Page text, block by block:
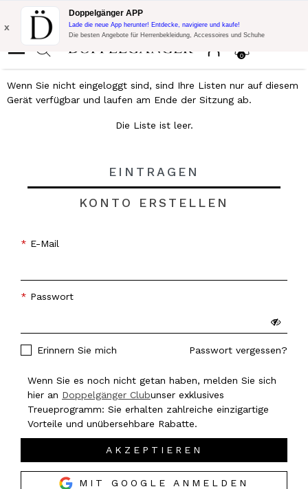
Blitzangebot:
10% Extra-Rabatt auf 300€ Einkauf mit Code:
DOPPEL300
0
x
Doppelgänger APP
Lade die neue App herunter! Entdecke, navigiere und kaufe!
Die besten Angebote für Herrenbekleidung, Accessoires und Schuhe
Wenn Sie nicht eingeloggt sind, sind Ihre Listen nur auf diesem
Gerät verfügbar und laufen am Ende der Sitzung ab.
Die Liste ist leer.
EINTRAGEN
KONTO ERSTELLEN
E-Mail
Passwort
Erinnern Sie mich Passwort vergessen?
Wenn Sie es noch nicht getan haben, melden Sie sich
hier an Doppelgänger Clubunser exklusives
Treueprogramm: Sie erhalten zahlreiche einzigartige
Vorteile und unübersehbare Rabatte.
AKZEPTIEREN
MIT GOOGLE ANMELDEN